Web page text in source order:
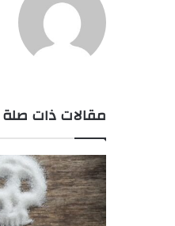
مقالات ذات صلة